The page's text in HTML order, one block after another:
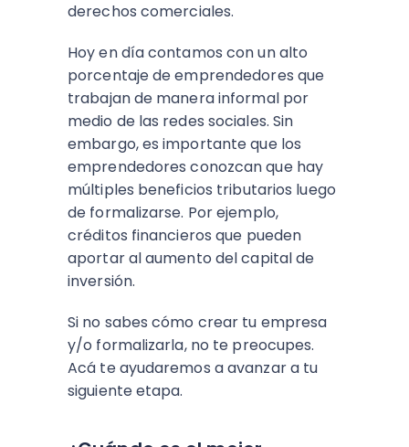
derechos comerciales.
Hoy en día contamos con un alto
porcentaje de emprendedores que
trabajan de manera informal por
medio de las redes sociales. Sin
embargo, es importante que los
emprendedores conozcan que hay
múltiples beneficios tributarios luego
de formalizarse. Por ejemplo,
créditos financieros que pueden
aportar al aumento del capital de
inversión.
Si no sabes cómo crear tu empresa
y/o formalizarla, no te preocupes.
Acá te ayudaremos a avanzar a tu
siguiente etapa.